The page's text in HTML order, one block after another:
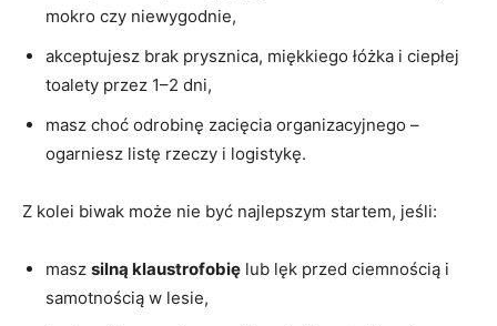
mokro czy niewygodnie,
akceptujesz brak prysznica, miękkiego łóżka i ciepłej
toalety przez 1–2 dni,
masz choć odrobinę zacięcia organizacyjnego –
ogarniesz listę rzeczy i logistykę.
Z kolei biwak może nie być najlepszym startem, jeśli:
masz silną klaustrofobię lub lęk przed ciemnością i
samotnością w lesie,